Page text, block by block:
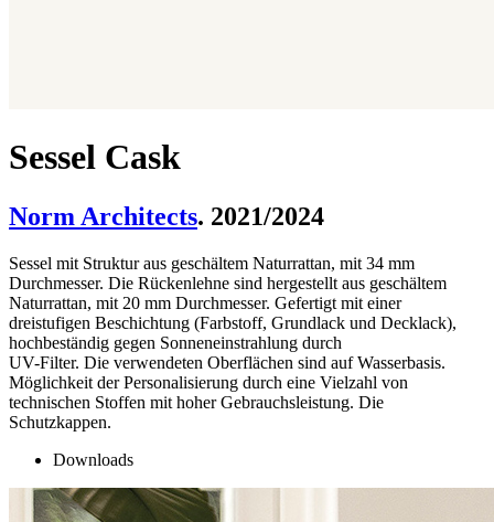
Sessel Cask
Norm Architects. 2021/2024
Sessel mit Struktur aus geschältem Naturrattan, mit 34 mm
Durchmesser. Die Rückenlehne sind hergestellt aus geschältem
Naturrattan, mit 20 mm Durchmesser. Gefertigt mit einer
dreistufigen Beschichtung (Farbstoff, Grundlack und Decklack),
hochbeständig gegen Sonneneinstrahlung durch
UV-Filter. Die verwendeten Oberflächen sind auf Wasserbasis.
Möglichkeit der Personalisierung durch eine Vielzahl von
technischen Stoffen mit hoher Gebrauchsleistung. Die
Schutzkappen.
Downloads